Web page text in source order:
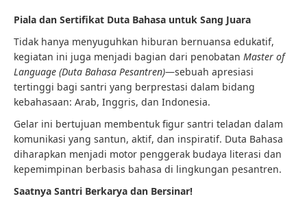
Piala dan Sertifikat Duta Bahasa untuk Sang Juara
Tidak hanya menyuguhkan hiburan bernuansa edukatif,
kegiatan ini juga menjadi bagian dari penobatan Master of
Language (Duta Bahasa Pesantren)—sebuah apresiasi
tertinggi bagi santri yang berprestasi dalam bidang
kebahasaan: Arab, Inggris, dan Indonesia.
Gelar ini bertujuan membentuk figur santri teladan dalam
komunikasi yang santun, aktif, dan inspiratif. Duta Bahasa
diharapkan menjadi motor penggerak budaya literasi dan
kepemimpinan berbasis bahasa di lingkungan pesantren.
Saatnya Santri Berkarya dan Bersinar!